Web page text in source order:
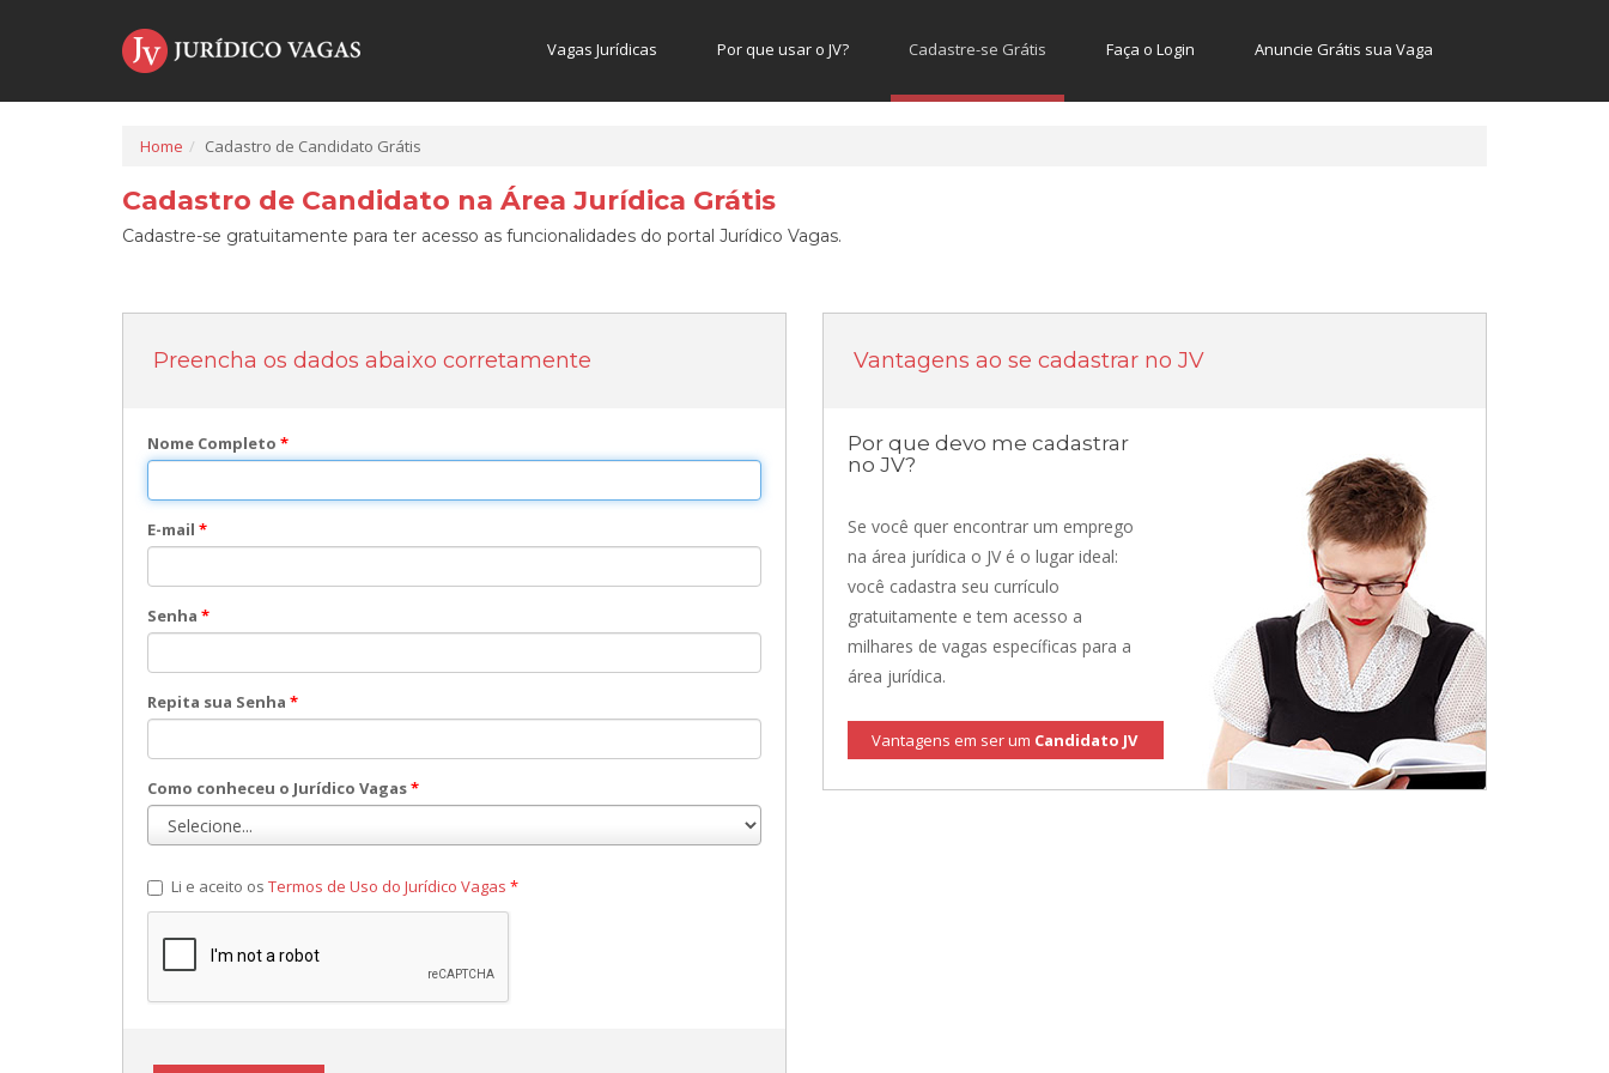
Vagas Jurídicas Por que usar o JV? Cadastre-se Grátis Faça o Login Anuncie Grátis sua Vaga
Home Cadastro de Candidato Grátis
Cadastro de Candidato na Área Jurídica Grátis
Cadastre-se gratuitamente para ter acesso as funcionalidades do portal Jurídico Vagas.
Preencha os dados abaixo corretamente
Nome Completo *
E-mail *
Senha *
Repita sua Senha *
Como conheceu o Jurídico Vagas*
Li e aceito os Termos de Uso do Jurídico Vagas *
Vantagens ao se cadastrar no JV
Por que devo me cadastrar
no JV?
Se você quer encontrar um emprego
na área jurídica o JV é o lugar ideal:
você cadastra seu currículo
gratuitamente e tem acesso a
milhares de vagas específicas para a
área jurídica.
Vantagens em ser um Candidato JV